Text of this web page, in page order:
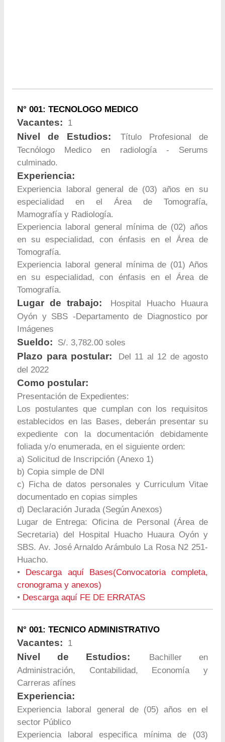
N° 001: TECNOLOGO MEDICO
Vacantes: 1
Nivel de Estudios:
Título Profesional de
Tecnólogo Medico en radiología - Serums
culminado.
Experiencia:
Experiencia laboral general de (03) años en su
especialidad en el Área de Tomografía,
Mamografía y Radiología.
Experiencia laboral general mínima de (02) años
en su especialidad, con énfasis en el Área de
Tomografía.
Experiencia laboral general mínima de (01) Años
en su especialidad, con énfasis en el Área de
Tomografía.
Lugar de trabajo:
Hospital Huacho Huaura
Oyón y SBS -Departamento de Diagnostico por
Imágenes
Sueldo: S/. 3,782.00 soles
Plazo para postular:
Del 11 al 12 de agosto
del 2022
Como postular:
Presentación de Expedientes:
Los postulantes que cumplan con los requisitos
establecidos en las Bases, deberán presentar su
expediente con la documentación debidamente
foliada y/o enumerada, en el siguiente orden:
a) Solicitud de Inscripción (Anexo 1)
b) Copia simple de DNI
c) Ficha de datos personales y Curriculum Vitae
documentado en copias simples
d) Declaración Jurada (Según Anexos)
Lugar de Entrega: Oficina de Personal (Área de
Secretaria) del Hospital Huacho Huaura Oyón y
SBS. Av. José Arnaldo Arámbulo La Rosa N2 251-
Huacho.
•
Descarga aquí Bases(Convocatoria completa,
cronograma y anexos)
• Descarga aquí FE DE ERRATAS
N° 001: TECNICO ADMINISTRATIVO
Vacantes: 1
Nivel de Estudios:
Bachiller en
Administración, Contabilidad, Economía y
Carreras afínes
Experiencia:
Experiencia laboral general de (05) años en el
sector Público
Experiencia laboral especifica mínima de (03)